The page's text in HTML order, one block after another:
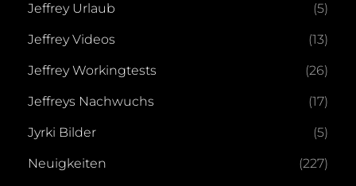
Jeffrey Urlaub (5)
Jeffrey Videos (13)
Jeffrey Workingtests (26)
Jeffreys Nachwuchs (17)
Jyrki Bilder (5)
Neuigkeiten (227)